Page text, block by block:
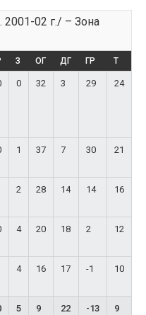
02 г./ – Зона
З ОГ ДГ ГР Т
0 32 3 29 24
1 37 7 30 21
2 28 14 14 16
4 20 18 2 12
4 16 17 -1 10
5 9 22 -13 9